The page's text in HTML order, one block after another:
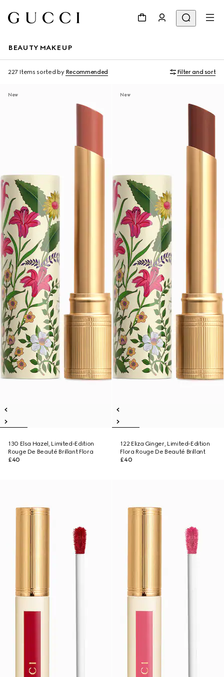
BEAUTY MAKEUP
227 Items sorted by Recommended Filter and sort
New
130 Elsa Hazel, Limited-Edition
Rouge De Beauté Brillant Flora
£40
New
122 Eliza Ginger, Limited-Edition
Flora Rouge De Beauté Brillant
£40